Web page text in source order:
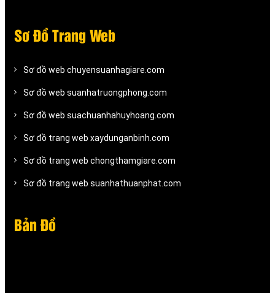
Sơ Đồ Trang Web
Sơ đồ web chuyensuanhagiare.com
Sơ đồ web suanhatruongphong.com
Sơ đồ web suachuanhahuyhoang.com
Sơ đồ trang web xaydunganbinh.com
Sơ đồ trang web chongthamgiare.com
Sơ đồ trang web suanhathuanphat.com
Bản Đồ